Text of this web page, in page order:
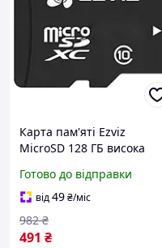
Карта пам'яті Ezviz
MicroSD 128 ГБ висока
відеоспостереження та
смартфонів BUV
Готово до відправки
від49₴/міс
491 ₴
982 ₴